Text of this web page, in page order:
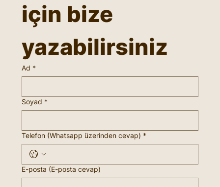
için bize
yazabilirsiniz
Ad *
Soyad *
Telefon (Whatsapp üzerinden cevap) *
E-posta (E-posta cevap)